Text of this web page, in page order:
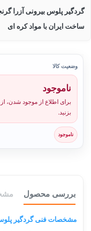
گردگیر پلوس بیرونی آزرا
ساخت ایران با مواد کره ای
وضعیت کالا
ناموجود
برای اطلاع از موجود شدن،
بزنید.
ناموجود
بررسی محصول
مشخصات فنیگردگیر